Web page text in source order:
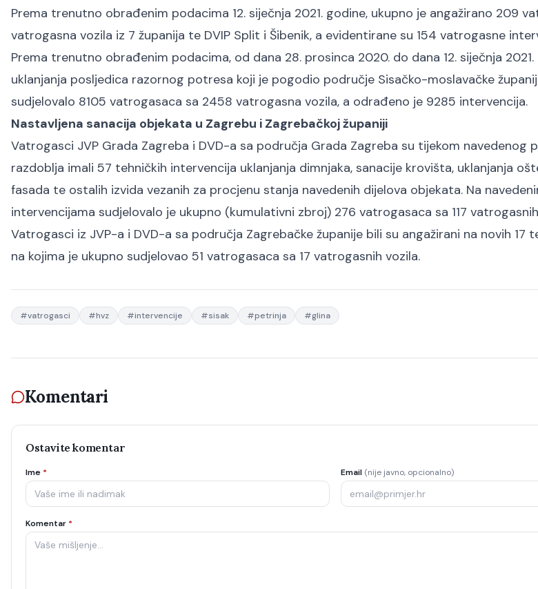
Prema trenutno obrađenim podacima 12. siječnja 2021. godine, ukupno je angažirano 209
vatrogasna vozila iz 7 županija te DVIP Split i Šibenik, a evidentirane su 154 vatrogasne
Prema trenutno obrađenim podacima, od dana 28. prosinca 2020. do dana 12. siječnja
uklanjanja posljedica razornog potresa koji je pogodio područje Sisačko-moslavačke
sudjelovalo 8105 vatrogasaca sa 2458 vatrogasna vozila, a odrađeno je 9285 intervencija.
Nastavljena sanacija objekata u Zagrebu i Zagrebačkoj županiji
Vatrogasci JVP Grada Zagreba i DVD-a sa područja Grada Zagreba su tijekom navedenog
razdoblja imali 57 tehničkih intervencija uklanjanja dimnjaka, sanacije krovišta, uklanjanja
fasada te ostalih izvida vezanih za procjenu stanja navedenih dijelova objekata. Na
intervencijama sudjelovalo je ukupno (kumulativni zbroj) 276 vatrogasaca sa 117
Vatrogasci iz JVP-a i DVD-a sa područja Zagrebačke županije bili su angažirani na novih 17
na kojima je ukupno sudjelovao 51 vatrogasaca sa 17 vatrogasnih vozila.
#vatrogasci #hvz #intervencije #sisak #petrinja #glina
Komentari
Ostavite komentar
Ime * Email (nije javno, opcionalno)
Komentar *